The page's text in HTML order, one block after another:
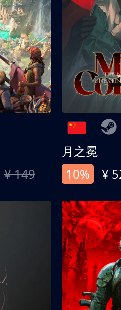
¥ 149
月之冕
10%
¥